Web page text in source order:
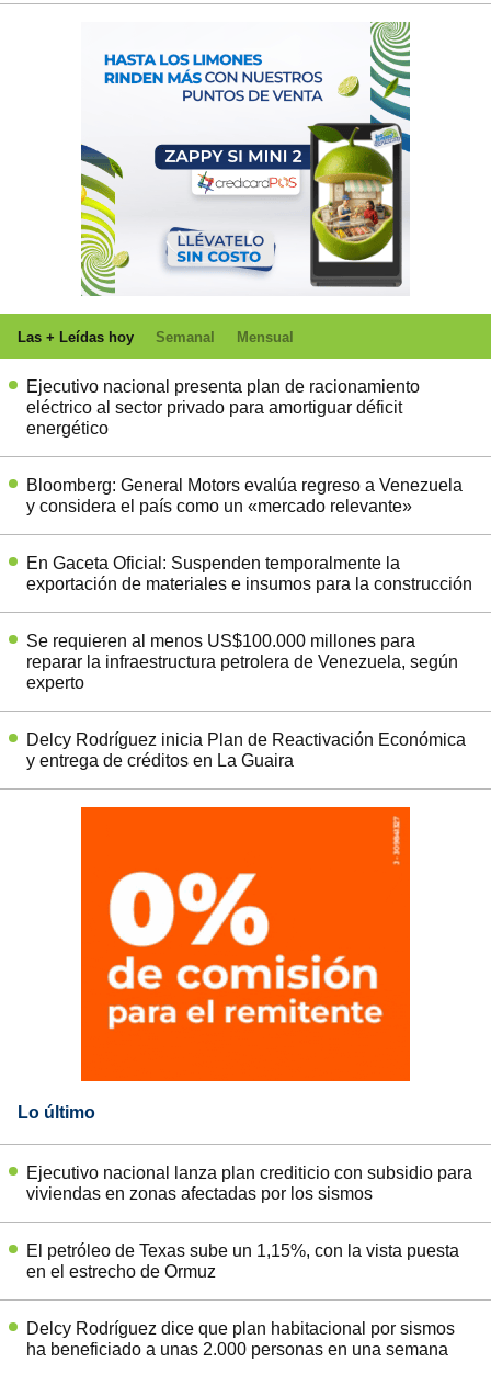
Las + Leídas hoy Semanal Mensual
Ejecutivo nacional presenta plan de racionamiento
eléctrico al sector privado para amortiguar déficit
energético
Bloomberg: General Motors evalúa regreso a Venezuela
y considera el país como un «mercado relevante»
En Gaceta Oficial: Suspenden temporalmente la
exportación de materiales e insumos para la construcción
Se requieren al menos US$100.000 millones para
reparar la infraestructura petrolera de Venezuela, según
experto
Delcy Rodríguez inicia Plan de Reactivación Económica
y entrega de créditos en La Guaira
Lo último
Ejecutivo nacional lanza plan crediticio con subsidio para
viviendas en zonas afectadas por los sismos
El petróleo de Texas sube un 1,15%, con la vista puesta
en el estrecho de Ormuz
Delcy Rodríguez dice que plan habitacional por sismos
ha beneficiado a unas 2.000 personas en una semana